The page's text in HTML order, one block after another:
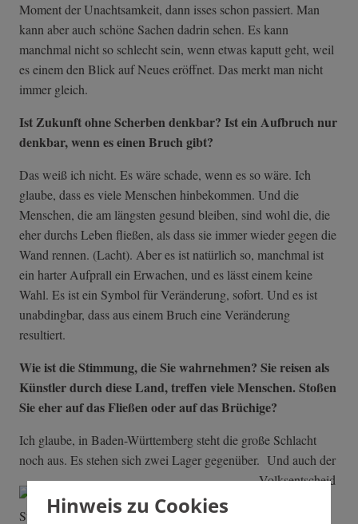
Moment der Unachtsamkeit, dann isses schon passiert. Man
kann aber auch schöne Sachen dadrin sehen. Es kann
manchmal nicht so schlecht sein, wenn etwas kaputt geht, weil
es einem den Blick auf Neues eröffnet. Das merkt man nicht
immer gleich.
Ist Zukunft ohne Scherben denkbar? Ist ein Aufbruch nur
denkbar, wenn es einen Bruch gibt?
Das weiß ich nicht. Es wäre schade, wenn es so wäre. Ich
glaube, dass es viele Menschen hinbekommen. Und die
Menschen, die am längsten gesund bleiben, sind wohl die, die
eher durchs Leben fließen, als dass sie immer wieder gegen die
Wand rennen. (Lacht). Aber es ist natürlich so, manchmal ist
ein harter Aufprall ein Erwachen, und es lässt einem keine
Wahl. Es ist ein Symbol für Veränderung, sofort. Und es ist
unabdingbar, dass aus einem Bruch eine Veränderung
resultiert.
Wie ist die Stimmung, die Sie wahrnehmen? Sie reisen als
Künstler durch diese Land, treffen viele Menschen. Stoßen
Sie eher auf das Fließen oder auf das Brüchige?
Ich glaube, in Baden-Württemberg steht die große Schlacht
noch aus. Es stehen sich zwei Lager gegenüber. Und auch der
Volksentscheid
Hinweis zu Cookies